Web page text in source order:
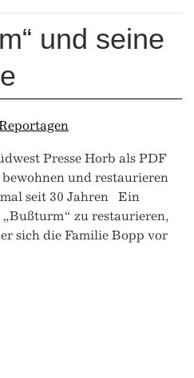
und seine
Presse Horb als PDF
und restaurieren
seit 30 Jahren Ein
zu restaurieren,
sich die Familie Bopp vor